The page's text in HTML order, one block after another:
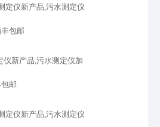
仪新产品,污水测定仪加
邮